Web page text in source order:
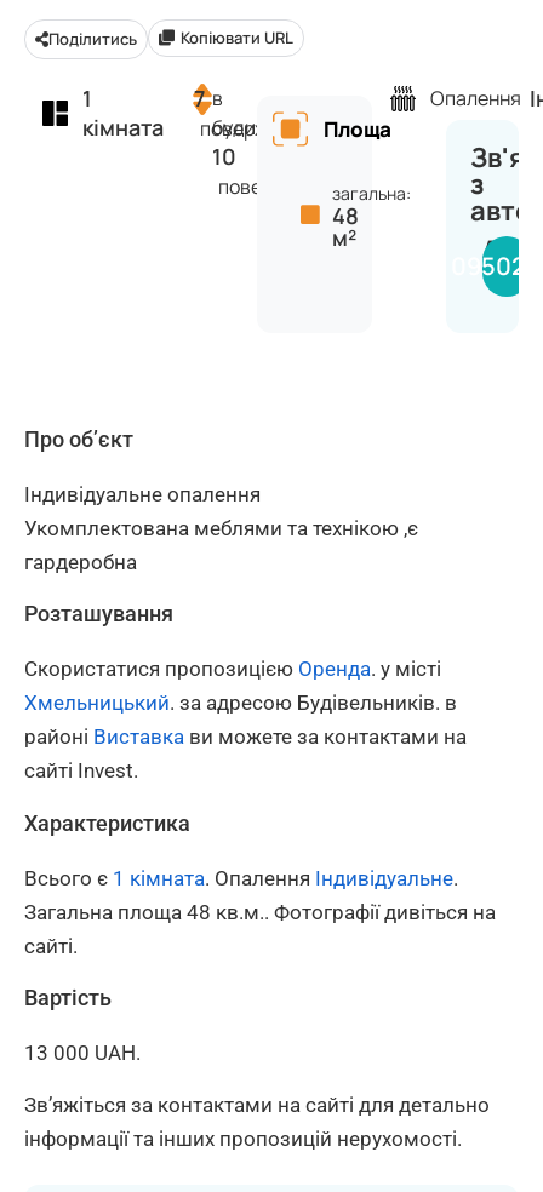
Поділитись Копіювати URL
1
кімната
7
поверх
в
будинку
10
поверхів
Площа
загальна:
48
м²
Опалення
з
Про об’єкт
Індивідуальне опалення
Укомплектована меблями та технікою ,є
гардеробна
Розташування
Скористатися пропозицією Оренда. у місті
Хмельницький. за адресою Будівельників. в
районі Виставка ви можете за контактами на
сайті Invest.
Характеристика
Всього є 1 кімната. Опалення Індивідуальне.
Загальна площа 48 кв.м.. Фотографії дивіться на
сайті.
Вартість
13 000 UAH.
Зв’яжіться за контактами на сайті для детально
інформації та інших пропозицій нерухомості.